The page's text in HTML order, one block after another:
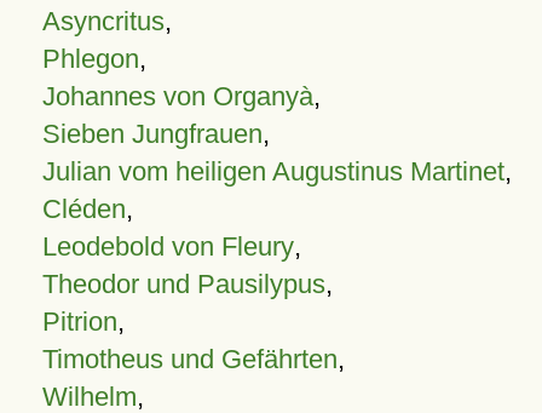
Asyncritus,
Phlegon,
Johannes von Organyà,
Sieben Jungfrauen,
Julian vom heiligen Augustinus Martinet,
Cléden,
Leodebold von Fleury,
Theodor und Pausilypus,
Pitrion,
Timotheus und Gefährten,
Wilhelm,